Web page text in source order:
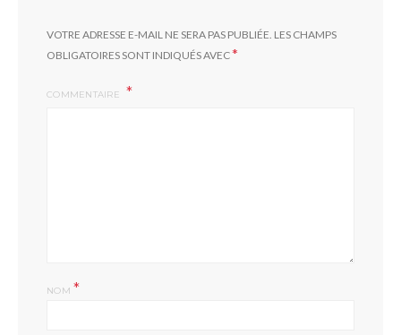
VOTRE ADRESSE E-MAIL NE SERA PAS PUBLIÉE. LES CHAMPS
OBLIGATOIRES SONT INDIQUÉS AVEC*
COMMENTAIRE
NOM *